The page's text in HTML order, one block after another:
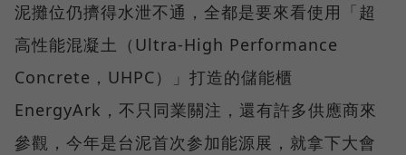
泥攤位仍擠得水泄不通，全都是要來看使用「超
高性能混凝土（Ultra-High Performance
Concrete，UHPC）」打造的儲能櫃
EnergyArk，不只同業關注，還有許多供應商來
參觀，今年是台泥首次参加能源展，就拿下大會